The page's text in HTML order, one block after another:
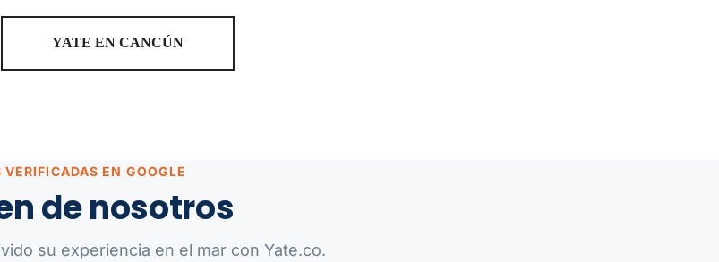
YATE EN CANCÚN
EN GOOGLE
de nosotros
su experiencia en el mar con Yate.co.